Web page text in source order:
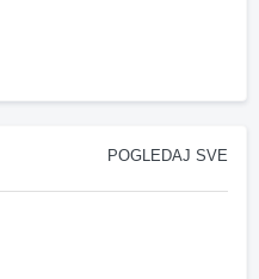
POGLEDAJ SVE